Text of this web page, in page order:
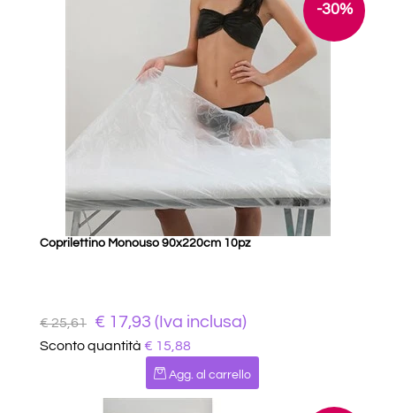
-30%
Coprilettino Monouso 90x220cm 10pz
€ 25,61 € 17,93 (Iva inclusa)
Sconto quantità € 15,88
Quantità
Agg. al carrello